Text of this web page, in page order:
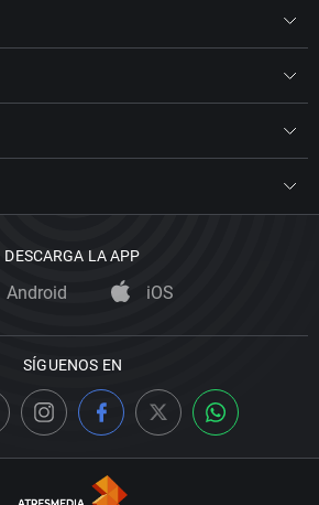
DESCARGA LA APP
Android iOS
SÍGUENOS EN